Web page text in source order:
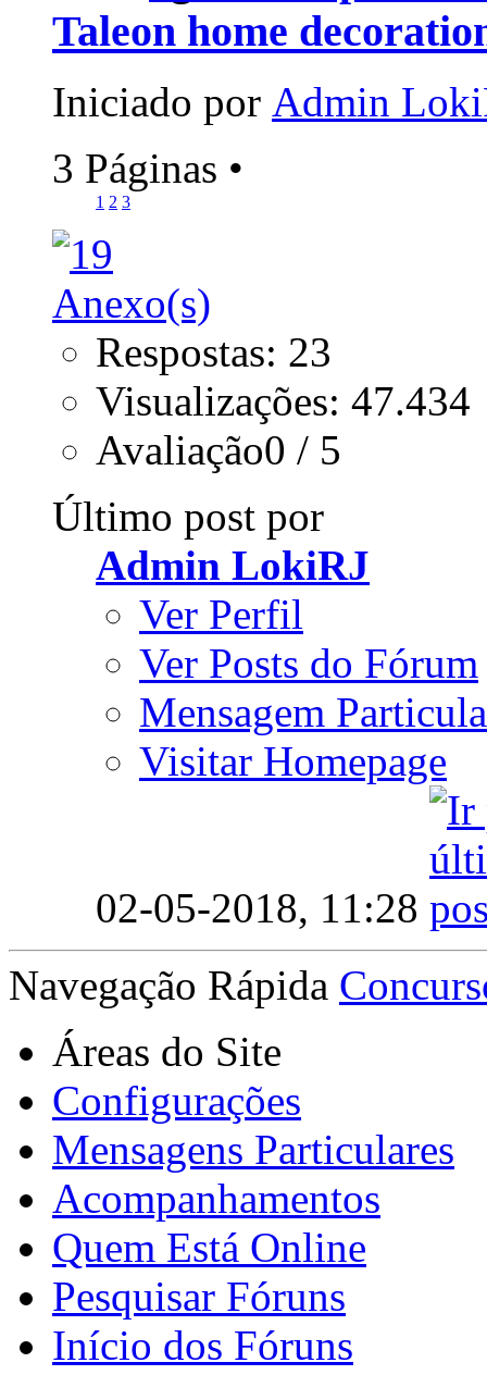
Taleon home
Iniciado por Admin
3 Páginas •
1 2 3
Respostas: 23
Visualizações: 47.434
Avaliação0 / 5
Último post por
Admin LokiRJ
Ver Perfil
Ver Posts do Fórum
Mensagem
Visitar Homepage
02-05-2018, 11:28
Navegação Rápida
Áreas do Site
Configurações
Mensagens Particulares
Acompanhamentos
Quem Está Online
Pesquisar Fóruns
Início dos Fóruns